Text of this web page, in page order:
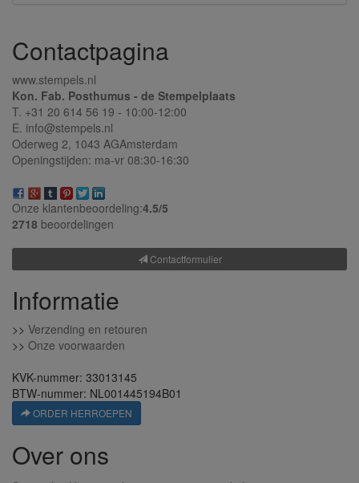
Contactpagina
www.stempels.nl
Kon. Fab. Posthumus - de Stempelplaats
T. +31 20 614 56 19 - 10:00-12:00
E. info@stempels.nl
Oderweg 2, 1043 AGAmsterdam
Openingstijden: ma-vr 08:30-16:30
Onze klantenbeoordeling:4.5/5
2718 beoordelingen
Contactformulier
Informatie
>> Verzending en retouren
>> Onze voorwaarden
KVK-nummer: 33013145
BTW-nummer: NL001445194B01
ORDER HERROEPEN
Over ons